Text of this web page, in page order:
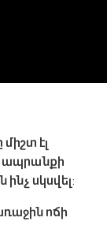
էլ
ապրանքի
սկսվել:
ոճի